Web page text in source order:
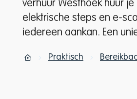
verhuur Westhoek huur
elektrische steps en e-
iedereen aankan. Een
Startpagina
Praktisch